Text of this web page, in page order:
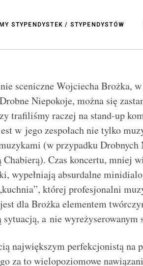
STYPENDYSTEK / STYPENDYSTÓW
sceniczne Wojciecha Brożka,
Niepokoje, można się
trafiliśmy raczej na stand-up
w jego zespołach nie tylko
(w przypadku Drobnych
Chabierą). Czas koncertu, mniej
wypełniają absurdalne
której profesjonalni
dla Brożka elementem
a nie wyreżyserowanym
największym perfekcjonistą na
za to wielopoziomowe